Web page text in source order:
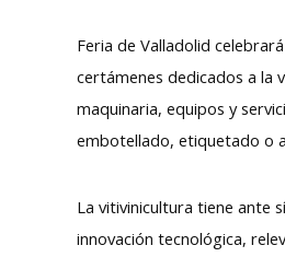
Feria de Valladolid
certámenes dedicados a la
maquinaria, equipos y
embotellado, etiquetado o
La vitivinicultura tiene ante
innovación tecnológica,